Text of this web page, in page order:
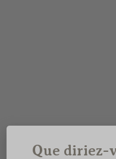
Que diriez-